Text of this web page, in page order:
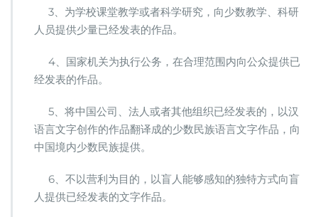
3、为学校课堂教学或者科学研究，向少数教学、科研
人员提供少量已经发表的作品。
4、国家机关为执行公务，在合理范围内向公众提供已
经发表的作品。
5、将中国公司、法人或者其他组织已经发表的，以汉
语言文字创作的作品翻译成的少数民族语言文字作品，向
中国境内少数民族提供。
6、不以营利为目的，以盲人能够感知的独特方式向盲
人提供已经发表的文字作品。